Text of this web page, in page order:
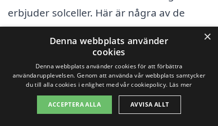
erbjuder solceller. Här är några av de
närliggande städer där du kan börja din
Gävle
Hofors
×
Denna webbplats använder
cookies
Denna webbplats använder cookies för att förbättra
användarupplevelsen. Genom att använda vår webbplats samtycker
du till alla cookies i enlighet med vår cookiepolicy. Läs mer
ACCEPTERA ALLA AVVISA ALLT